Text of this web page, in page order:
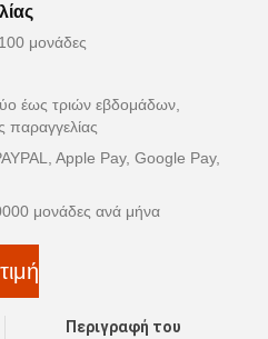
μονάδες
έως τριών εβδομάδων,
παραγγελίας
Apple Pay, Google Pay,
μονάδες ανά μήνα
Περιγραφή του